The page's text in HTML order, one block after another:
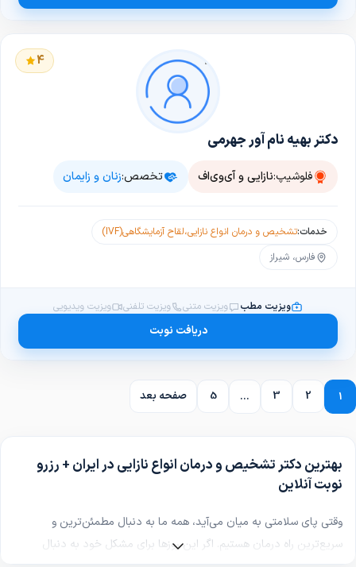
4
دکتر بهیه نام آور جهرمی
فلوشیپ:نازایی و آی‌وی‌اف تخصص:زنان و زایمان
خدمات:تشخیص و درمان انواع نازایی،لقاح آزمایشگاهی(IVF)
فارس، شیراز
ویزیت مطب ویزیت متنی ویزیت تلفنی ویزیت ویدیویی
دریافت نوبت
1
2
3
...
5 صفحه بعد
بهترین دکتر تشخیص و درمان انواع نازایی در ایران + رزرو
نوبت آنلاین
وقتی پای سلامتی به میان می‌آید، همه ما به دنبال مطمئن‌ترین و
سریع‌ترین راه درمان هستیم. اگر این روزها برای مشکل خود به دنبال